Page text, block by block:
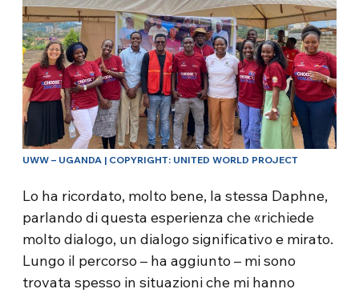
UWW – UGANDA | COPYRIGHT: UNITED WORLD PROJECT
Lo ha ricordato, molto bene, la stessa Daphne,
parlando di questa esperienza che «richiede
molto dialogo, un dialogo significativo e mirato.
Lungo il percorso – ha aggiunto – mi sono
trovata spesso in situazioni che mi hanno